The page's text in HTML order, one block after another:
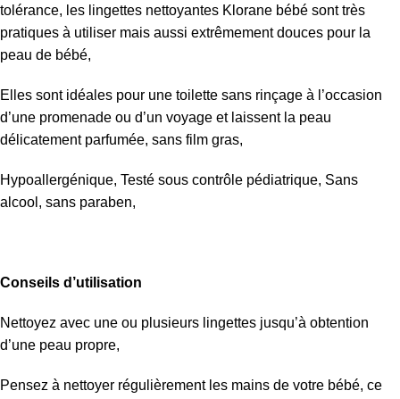
tolérance, les lingettes nettoyantes Klorane bébé sont très
pratiques à utiliser mais aussi extrêmement douces pour la
peau de bébé,
Elles sont idéales pour une toilette sans rinçage à l’occasion
d’une promenade ou d’un voyage et laissent la peau
délicatement parfumée, sans film gras,
Hypoallergénique, Testé sous contrôle pédiatrique, Sans
alcool, sans paraben,
Conseils d’utilisation
Nettoyez avec une ou plusieurs lingettes jusqu’à obtention
d’une peau propre,
Pensez à nettoyer régulièrement les mains de votre bébé, ce